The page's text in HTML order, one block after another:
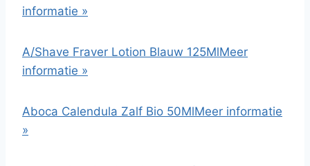
informatie »
A/Shave Fraver Lotion Blauw 125MlMeer
informatie »
Aboca Calendula Zalf Bio 50MlMeer informatie
»